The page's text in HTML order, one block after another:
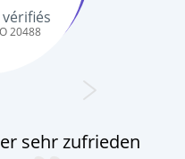
20488
sehr zufrieden